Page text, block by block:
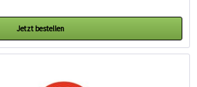
Jetzt bestellen